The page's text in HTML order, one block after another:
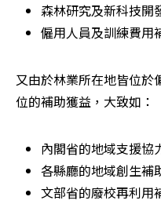
森林研究及新科技開
僱用人員及訓練費用
又由於林業所在地皆位於
位的補助獲益，大致如：
內閣省的地域支援協
各縣廳的地域創生補
文部省的廢校再利用